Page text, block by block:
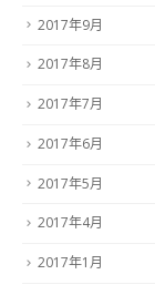
2017年9月
2017年8月
2017年7月
2017年6月
2017年5月
2017年4月
2017年1月